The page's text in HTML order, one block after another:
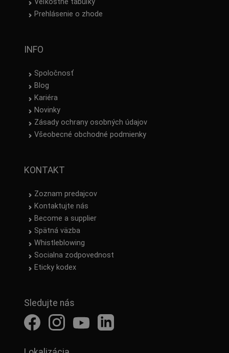
Veľkostné tabuľky
Prehlásenie o zhode
INFO
Spoločnosť
Blog
Kariéra
Novinky
Zásady ochrany osobných údajov
Všeobecné obchodné podmienky
KONTAKT
Zoznam predajcov
Kontaktujte nás
Become a supplier
Spätná väzba
Whistleblowing
Socialna zodpovednost
Eticky kodex
Sledujte nás